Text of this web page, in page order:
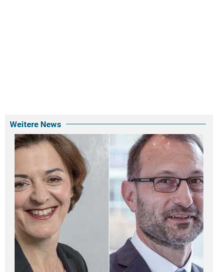
Weitere News